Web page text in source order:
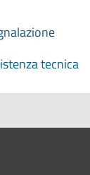
tecnica